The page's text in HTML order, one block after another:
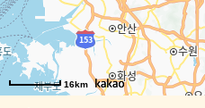
16km
16km
16km
16km
16km
16km
16km
16km